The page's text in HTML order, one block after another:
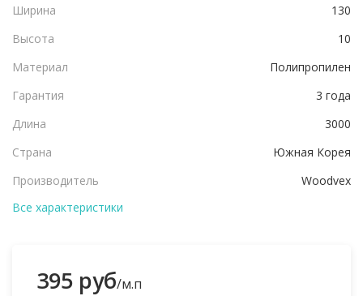
Ширина
130
Высота
10
Материал
Полипропилен
Гарантия
3 года
Длина
3000
Страна
Южная Корея
Производитель
Woodvex
Все характеристики
395 руб/м.п